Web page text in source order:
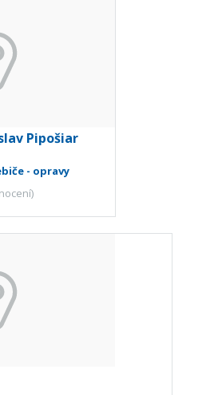
Pipošiar
- opravy